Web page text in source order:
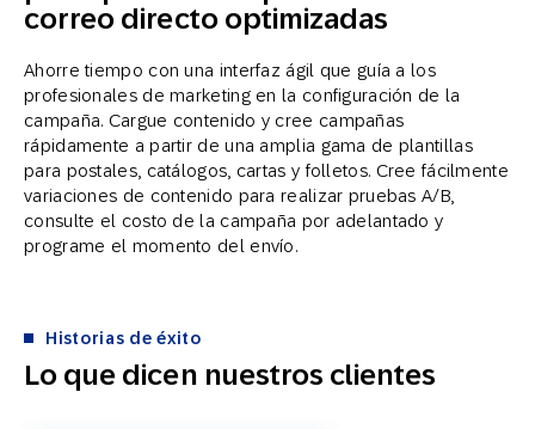
correo directo optimizadas
Ahorre tiempo con una interfaz ágil que guía a los
profesionales de marketing en la configuración de la
campaña. Cargue contenido y cree campañas
rápidamente a partir de una amplia gama de plantillas
para postales, catálogos, cartas y folletos. Cree fácilmente
variaciones de contenido para realizar pruebas A/B,
consulte el costo de la campaña por adelantado y
programe el momento del envío.
Lo que dicen nuestros clientes
Historias de éxito